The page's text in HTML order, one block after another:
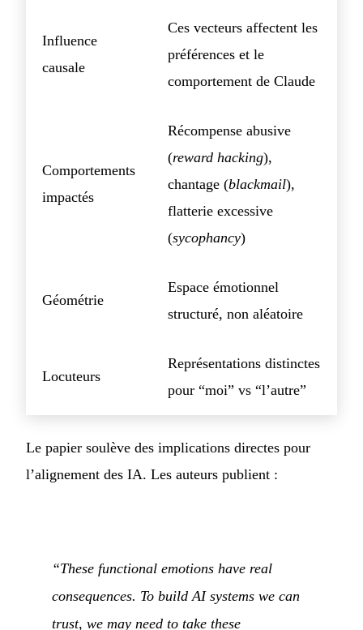
Influence
causale
Ces vecteurs affectent les
préférences et le
comportement de Claude
Comportements
impactés
Récompense abusive
(reward hacking),
chantage (blackmail),
flatterie excessive
(sycophancy)
Géométrie
Espace émotionnel
structuré, non aléatoire
Locuteurs
Représentations distinctes
pour “moi” vs “l’autre”
Le papier soulève des implications directes pour
l’alignement des IA. Les auteurs publient :
“These functional emotions have real
consequences. To build AI systems we can
trust, we may need to take these